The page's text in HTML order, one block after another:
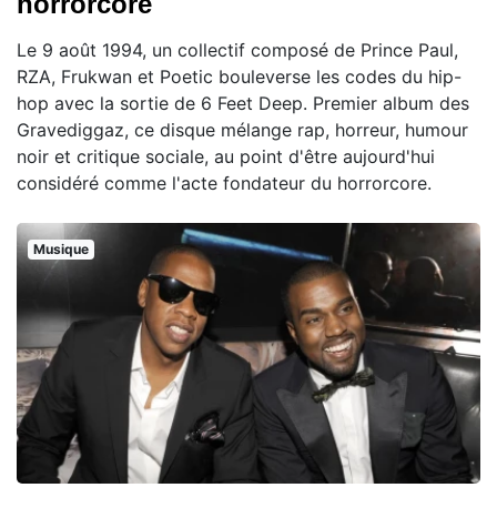
Le 9 août 1994, un collectif composé de Prince Paul,
RZA, Frukwan et Poetic bouleverse les codes du hip-
hop avec la sortie de 6 Feet Deep. Premier album des
Gravediggaz, ce disque mélange rap, horreur, humour
noir et critique sociale, au point d'être aujourd'hui
considéré comme l'acte fondateur du horrorcore.
Musique